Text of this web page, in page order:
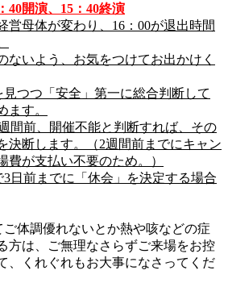
40開演、15：40終演
営母体が変わり、16：00が退出時間
ないよう、お気をつけてお出かけく
つつ「安全」第一に総合判断して
ます。
間前、開催不能と判断すれば、その
決断します。（2週間前までにキャン
費が支払い不要のため。）
日前までに「休会」を決定する場合
体調優れないとか熱や咳などの症
方は、ご無理なさらずご来場をお控
、くれぐれもお大事になさってくだ